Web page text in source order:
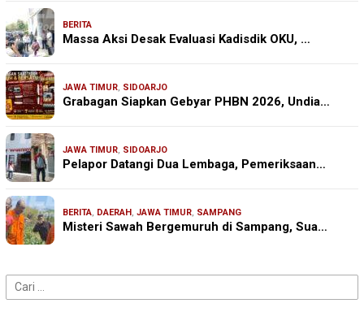
BERITA
Massa Aksi Desak Evaluasi Kadisdik OKU, …
JAWA TIMUR, SIDOARJO
Grabagan Siapkan Gebyar PHBN 2026, Undia…
JAWA TIMUR, SIDOARJO
Pelapor Datangi Dua Lembaga, Pemeriksaan…
BERITA, DAERAH , JAWA TIMUR, SAMPANG
Misteri Sawah Bergemuruh di Sampang, Sua…
Cari
untuk: